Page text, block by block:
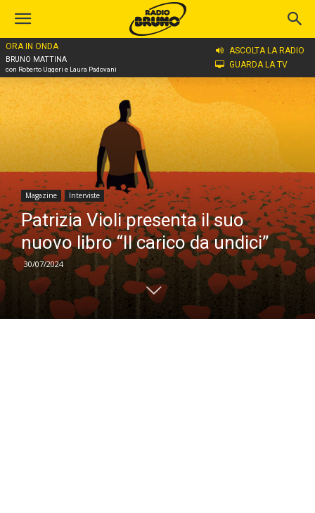
ORA IN ONDA
BRUNO MATTINA
con Roberto Uggeri e Laura Padovani
ASCOLTA LA RADIO
GUARDA LA TV
Home
Magazine Interviste
Patrizia Violi presenta il suo
nuovo libro “Il carico da undici”
30/07/2024